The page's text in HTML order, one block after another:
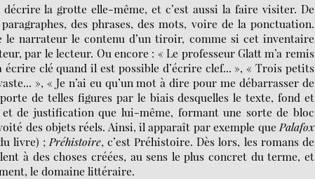
la grotte elle-même, et c’est aussi la faire visiter. De
des phrases, des mots, voire de la ponctuation.
le narrateur le contenu d’un tiroir, comme si cet inventaire
par le lecteur. Ou encore : « Le professeur Glatt m’a remis
clé quand il est possible d’écrire clef... », « Trois petits
», « Je n’ai eu qu’un mot à dire pour me débarrasser de
de telles figures par le biais desquelles le texte, fond et
de justification que lui-même, formant une sorte de bloc
des objets réels. Ainsi, il apparaît par exemple que Palafox
livre) ; Préhistoire, c’est Préhistoire. Dès lors, les romans de
à des choses créées, au sens le plus concret du terme, et
le domaine littéraire.